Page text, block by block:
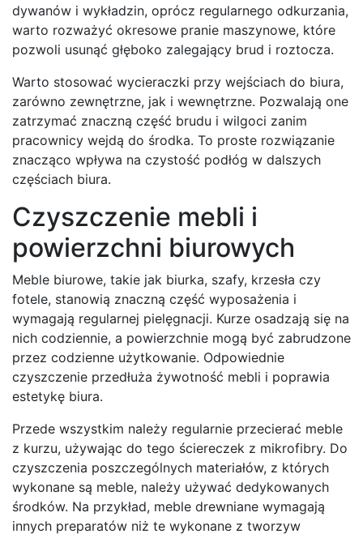
dywanów i wykładzin, oprócz regularnego odkurzania,
warto rozważyć okresowe pranie maszynowe, które
pozwoli usunąć głęboko zalegający brud i roztocza.
Warto stosować wycieraczki przy wejściach do biura,
zarówno zewnętrzne, jak i wewnętrzne. Pozwalają one
zatrzymać znaczną część brudu i wilgoci zanim
pracownicy wejdą do środka. To proste rozwiązanie
znacząco wpływa na czystość podłóg w dalszych
częściach biura.
Czyszczenie mebli i
powierzchni biurowych
Meble biurowe, takie jak biurka, szafy, krzesła czy
fotele, stanowią znaczną część wyposażenia i
wymagają regularnej pielęgnacji. Kurze osadzają się na
nich codziennie, a powierzchnie mogą być zabrudzone
przez codzienne użytkowanie. Odpowiednie
czyszczenie przedłuża żywotność mebli i poprawia
estetykę biura.
Przede wszystkim należy regularnie przecierać meble
z kurzu, używając do tego ściereczek z mikrofibry. Do
czyszczenia poszczególnych materiałów, z których
wykonane są meble, należy używać dedykowanych
środków. Na przykład, meble drewniane wymagają
innych preparatów niż te wykonane z tworzyw